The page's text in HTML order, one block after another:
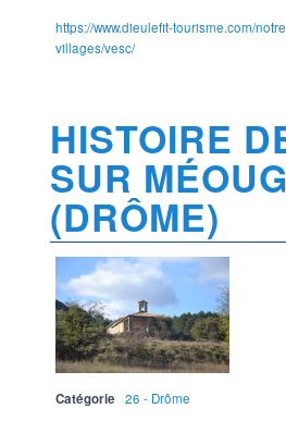
https://www.dieulefit-tourisme.com/
villages/vesc/
HISTOIRE
SUR
(DRÔME)
Catégorie
26 - Drôme